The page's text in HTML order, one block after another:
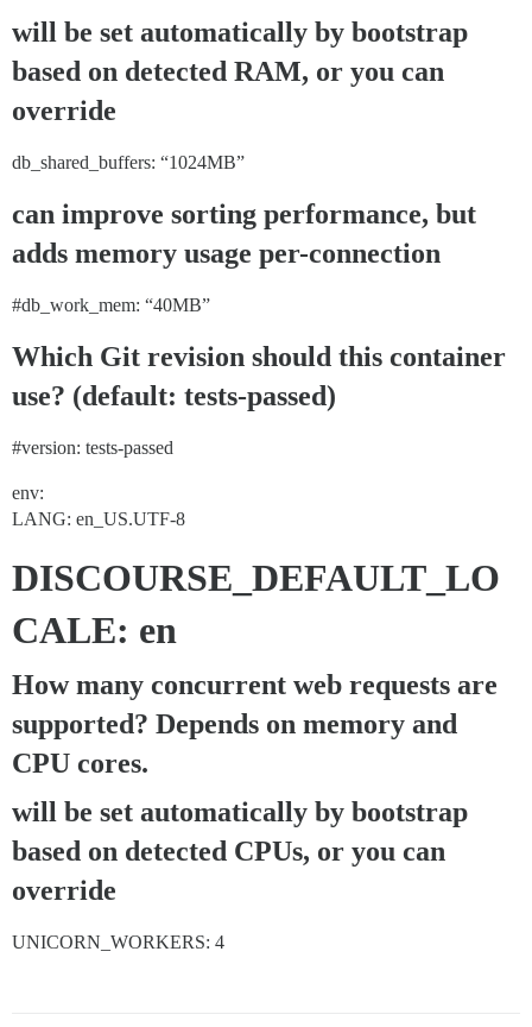
will be set automatically by bootstrap
based on detected RAM, or you can
override
db_shared_buffers: “1024MB”
can improve sorting performance, but
adds memory usage per-connection
#db_work_mem: “40MB”
Which Git revision should this container
use? (default: tests-passed)
#version: tests-passed
env:
LANG: en_US.UTF-8
DISCOURSE_DEFAULT_LO
CALE: en
How many concurrent web requests are
supported? Depends on memory and
CPU cores.
will be set automatically by bootstrap
based on detected CPUs, or you can
override
UNICORN_WORKERS: 4